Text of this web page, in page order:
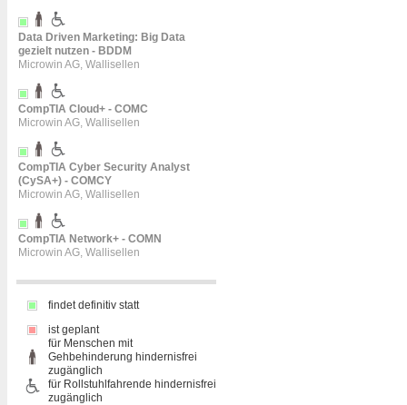
Data Driven Marketing: Big Data
gezielt nutzen - BDDM
Microwin AG, Wallisellen
CompTIA Cloud+ - COMC
Microwin AG, Wallisellen
CompTIA Cyber Security Analyst
(CySA+) - COMCY
Microwin AG, Wallisellen
CompTIA Network+ - COMN
Microwin AG, Wallisellen
findet definitiv statt
ist geplant
für Menschen mit
Gehbehinderung hindernisfrei
zugänglich
für Rollstuhlfahrende hindernisfrei
zugänglich